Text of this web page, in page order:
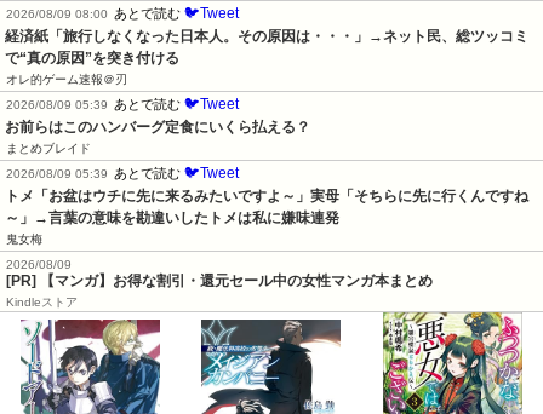
2026/08/09 08:00 あとで読む 🐦Tweet
経済紙「旅行しなくなった日本人。その原因は・・・」→ネット民、総ツッコミ
で“真の原因”を突き付ける
オレ的ゲーム速報＠刃
2026/08/09 05:39
あとで読む 🐦Tweet
お前らはこのハンバーグ定食にいくら払える？
まとめブレイド
2026/08/09 05:39
あとで読む 🐦Tweet
トメ「お盆はウチに先に来るみたいですよ～」実母「そちらに先に行くんですね
～」→言葉の意味を勘違いしたトメは私に嫌味連発
鬼女梅
2026/08/09
[PR] 【マンガ】お得な割引・還元セール中の女性マンガ本まとめ
Kindleストア